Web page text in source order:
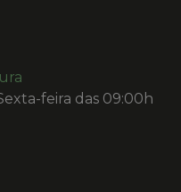
feira das 09:00h